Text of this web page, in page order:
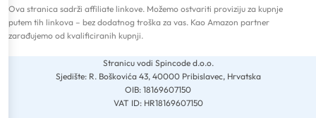
Ova stranica sadrži affiliate linkove. Možemo ostvariti proviziju za kupnje
putem tih linkova – bez dodatnog troška za vas. Kao Amazon partner
zarađujemo od kvalificiranih kupnji.
Stranicu vodi Spincode d.o.o.
Sjedište: R. Boškovića 43, 40000 Pribislavec, Hrvatska
OIB: 18169607150
VAT ID: HR18169607150